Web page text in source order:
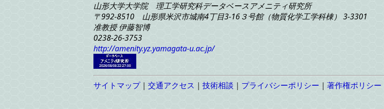
山形大学大学院 理工学研究科データベースアメニティ研究所
〒992-8510 山形県米沢市城南4丁目3-16３号館（物質化学工学科棟） 3-3301
准教授 伊藤智博
0238-26-3753
http://amenity.yz.yamagata-u.ac.jp/
サイトマップ｜ 交通アクセス ｜ 技術相談 ｜ プライバシーポリシー ｜ 著作権ポリシー